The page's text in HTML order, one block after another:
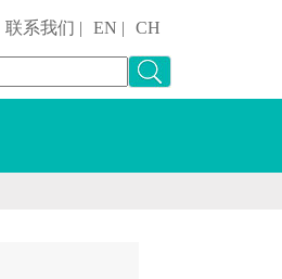
联系我们 | EN | CH